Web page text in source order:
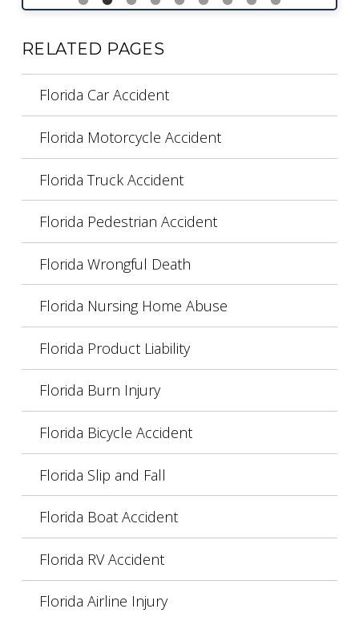
RELATED PAGES
Florida Car Accident
Florida Motorcycle Accident
Florida Truck Accident
Florida Pedestrian Accident
Florida Wrongful Death
Florida Nursing Home Abuse
Florida Product Liability
Florida Burn Injury
Florida Bicycle Accident
Florida Slip and Fall
Florida Boat Accident
Florida RV Accident
Florida Airline Injury